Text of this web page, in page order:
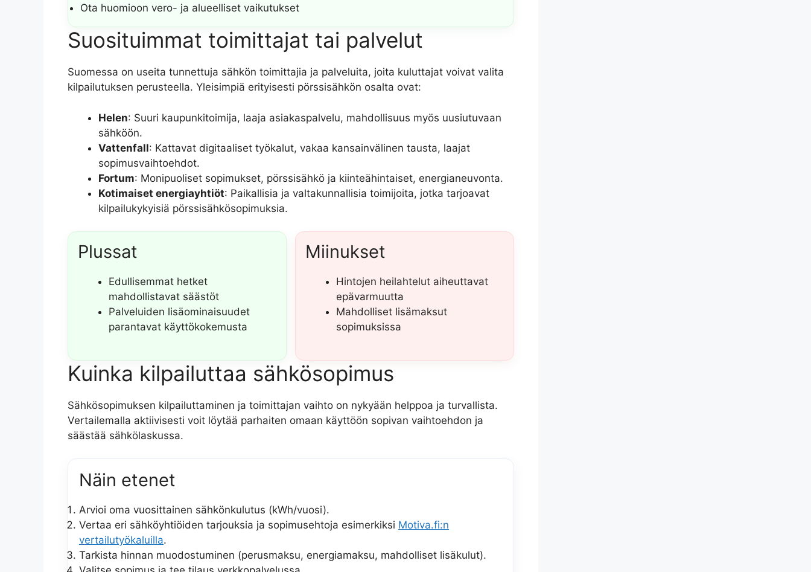
Ota huomioon vero- ja alueelliset vaikutukset
Suosituimmat toimittajat tai palvelut
Suomessa on useita tunnettuja sähkön toimittajia ja palveluita, joita kuluttajat voivat valita
kilpailutuksen perusteella. Yleisimpiä erityisesti pörssisähkön osalta ovat:
Helen: Suuri kaupunkitoimija, laaja asiakaspalvelu, mahdollisuus myös uusiutuvaan
sähköön.
Vattenfall: Kattavat digitaaliset työkalut, vakaa kansainvälinen tausta, laajat
sopimusvaihtoehdot.
Fortum: Monipuoliset sopimukset, pörssisähkö ja kiinteähintaiset, energianeuvonta.
Kotimaiset energiayhtiöt: Paikallisia ja valtakunnallisia toimijoita, jotka tarjoavat
kilpailukykyisiä pörssisähkösopimuksia.
Plussat
Edullisemmat hetket
mahdollistavat säästöt
Palveluiden lisäominaisuudet
parantavat käyttökokemusta
Miinukset
Hintojen heilahtelut aiheuttavat
epävarmuutta
Mahdolliset lisämaksut
sopimuksissa
Kuinka kilpailuttaa sähkösopimus
Sähkösopimuksen kilpailuttaminen ja toimittajan vaihto on nykyään helppoa ja turvallista.
Vertailemalla aktiivisesti voit löytää parhaiten omaan käyttöön sopivan vaihtoehdon ja
säästää sähkölaskussa.
Näin etenet
Arvioi oma vuosittainen sähkönkulutus (kWh/vuosi).
Vertaa eri sähköyhtiöiden tarjouksia ja sopimusehtoja esimerkiksi Motiva.fi:n
vertailutyökaluilla.
Tarkista hinnan muodostuminen (perusmaksu, energiamaksu, mahdolliset lisäkulut).